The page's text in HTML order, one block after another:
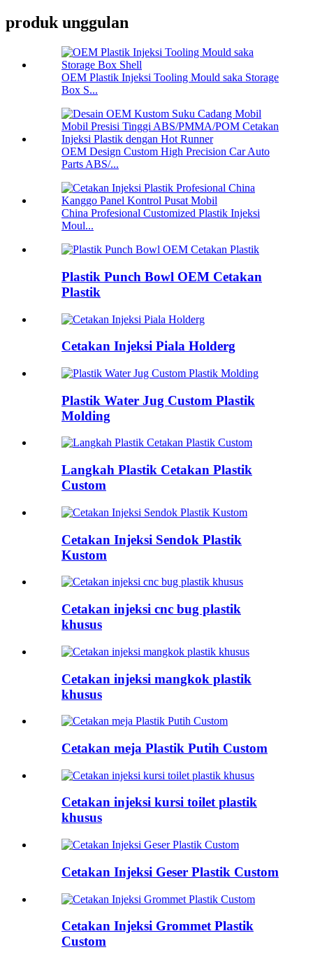
produk unggulan
OEM Plastik Injeksi Tooling Mould saka Storage
Box S...
OEM Design Custom High Precision Car Auto
Parts ABS/...
China Profesional Customized Plastik Injeksi
Moul...
Plastik Punch Bowl OEM Cetakan
Plastik
Cetakan Injeksi Piala Holderg
Plastik Water Jug Custom Plastik
Molding
Langkah Plastik Cetakan Plastik
Custom
Cetakan Injeksi Sendok Plastik
Kustom
Cetakan injeksi cnc bug plastik
khusus
Cetakan injeksi mangkok plastik
khusus
Cetakan meja Plastik Putih Custom
Cetakan injeksi kursi toilet plastik
khusus
Cetakan Injeksi Geser Plastik Custom
Cetakan Injeksi Grommet Plastik
Custom